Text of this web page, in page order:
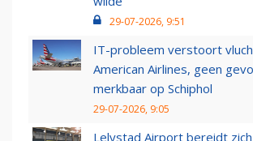
29-07-2026, 9:51
IT-probleem verstoort
American Airlines, geen
merkbaar op Schiphol
29-07-2026, 9:05
Lelystad Airport bereidt